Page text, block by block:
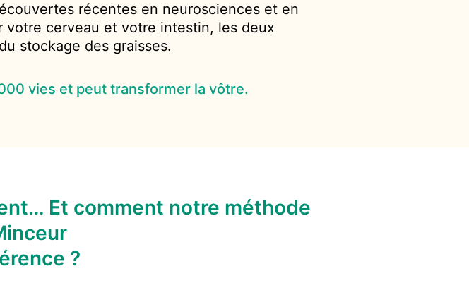
récentes en neurosciences et en
cerveau et votre intestin, les deux
stockage des graisses.
vies et peut transformer la vôtre.
Et comment notre méthode
?